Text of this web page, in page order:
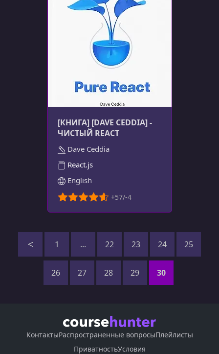
[КНИГА] [DAVE CEDDIA] -
ЧИСТЫЙ REACT
Dave Ceddia
React.js
English
1 ... 22 23 24 25
26 27 28 29 30
КонтактыРаспространенные вопросыПлейлисты
ПриватностьУсловия